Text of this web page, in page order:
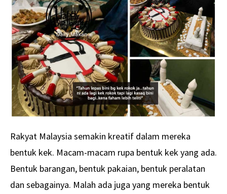
Rakyat Malaysia semakin kreatif dalam mereka
bentuk kek. Macam-macam rupa bentuk kek yang ada.
Bentuk barangan, bentuk pakaian, bentuk peralatan
dan sebagainya. Malah ada juga yang mereka bentuk